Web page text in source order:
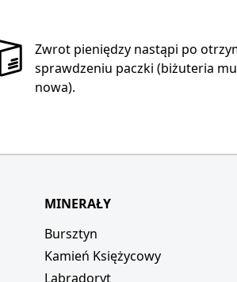
Zwrot pieniędzy nastąpi po
sprawdzeniu paczki (biżuteria
nowa).
MINERAŁY
Bursztyn
Kamień Księżycowy
Labradoryt